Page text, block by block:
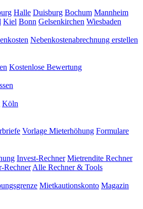
Halle Duisburg Bochum Mannheim
Kiel Bonn Gelsenkirchen Wiesbaden
Nebenkostenabrechnung erstellen
Kostenlose Bewertung
Köln
Vorlage Mieterhöhung Formulare
Invest-Rechner Mietrendite Rechner
Rechner Alle Rechner & Tools
Mietkautionskonto Magazin